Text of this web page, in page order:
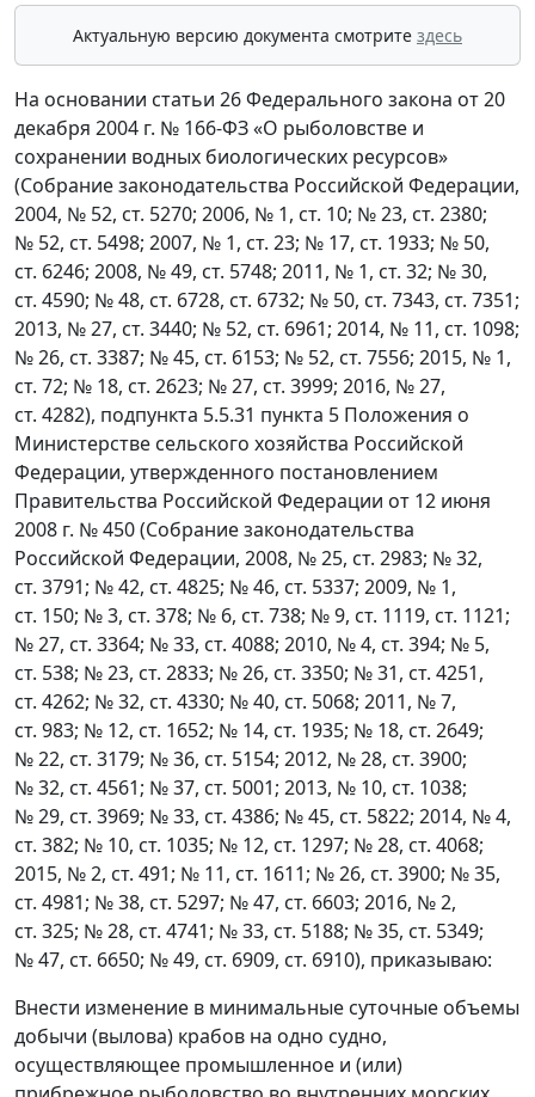
Актуальную версию документа смотрите здесь
На основании статьи 26 Федерального закона от 20
декабря 2004 г. № 166-ФЗ «О рыболовстве и
сохранении водных биологических ресурсов»
(Собрание законодательства Российской Федерации,
2004, № 52, ст. 5270; 2006, № 1, ст. 10; № 23, ст. 2380;
№ 52, ст. 5498; 2007, № 1, ст. 23; № 17, ст. 1933; № 50,
ст. 6246; 2008, № 49, ст. 5748; 2011, № 1, ст. 32; № 30,
ст. 4590; № 48, ст. 6728, ст. 6732; № 50, ст. 7343, ст. 7351;
2013, № 27, ст. 3440; № 52, ст. 6961; 2014, № 11, ст. 1098;
№ 26, ст. 3387; № 45, ст. 6153; № 52, ст. 7556; 2015, № 1,
ст. 72; № 18, ст. 2623; № 27, ст. 3999; 2016, № 27,
ст. 4282), подпункта 5.5.31 пункта 5 Положения о
Министерстве сельского хозяйства Российской
Федерации, утвержденного постановлением
Правительства Российской Федерации от 12 июня
2008 г. № 450 (Собрание законодательства
Российской Федерации, 2008, № 25, ст. 2983; № 32,
ст. 3791; № 42, ст. 4825; № 46, ст. 5337; 2009, № 1,
ст. 150; № 3, ст. 378; № 6, ст. 738; № 9, ст. 1119, ст. 1121;
№ 27, ст. 3364; № 33, ст. 4088; 2010, № 4, ст. 394; № 5,
ст. 538; № 23, ст. 2833; № 26, ст. 3350; № 31, ст. 4251,
ст. 4262; № 32, ст. 4330; № 40, ст. 5068; 2011, № 7,
ст. 983; № 12, ст. 1652; № 14, ст. 1935; № 18, ст. 2649;
№ 22, ст. 3179; № 36, ст. 5154; 2012, № 28, ст. 3900;
№ 32, ст. 4561; № 37, ст. 5001; 2013, № 10, ст. 1038;
№ 29, ст. 3969; № 33, ст. 4386; № 45, ст. 5822; 2014, № 4,
ст. 382; № 10, ст. 1035; № 12, ст. 1297; № 28, ст. 4068;
2015, № 2, ст. 491; № 11, ст. 1611; № 26, ст. 3900; № 35,
ст. 4981; № 38, ст. 5297; № 47, ст. 6603; 2016, № 2,
ст. 325; № 28, ст. 4741; № 33, ст. 5188; № 35, ст. 5349;
№ 47, ст. 6650; № 49, ст. 6909, ст. 6910), приказываю:
Внести изменение в минимальные суточные объемы
добычи (вылова) крабов на одно судно,
осуществляющее промышленное и (или)